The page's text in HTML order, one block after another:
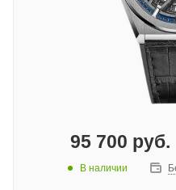
95 700 руб.
В наличии